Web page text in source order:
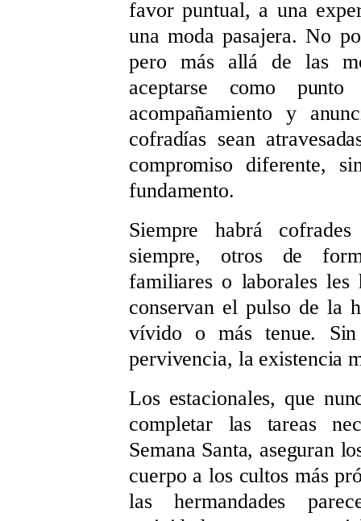
favor puntual, a una
una moda pasajera. No
pero más allá de las
aceptarse como
acompañamiento y
cofradías sean
compromiso diferente,
fundamento.
Siempre habrá
siempre, otros de
familiares o laborales
conservan el pulso de la
vívido o más tenue.
pervivencia, la existencia
Los estacionales, que
completar las tareas
Semana Santa, aseguran
cuerpo a los cultos más
las hermandades